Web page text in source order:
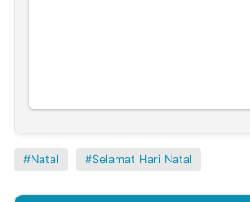
Natal Selamat Hari Natal